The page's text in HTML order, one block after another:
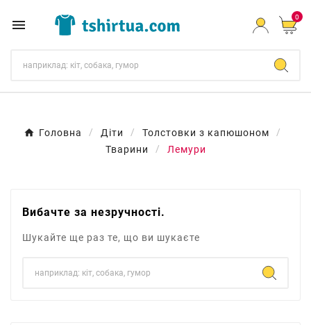
 0
Головна Діти
Толстовки з капюшоном
Тварини
Лемури
Вибачте за незручності.
Шукайте ще раз те, що ви шукаєте